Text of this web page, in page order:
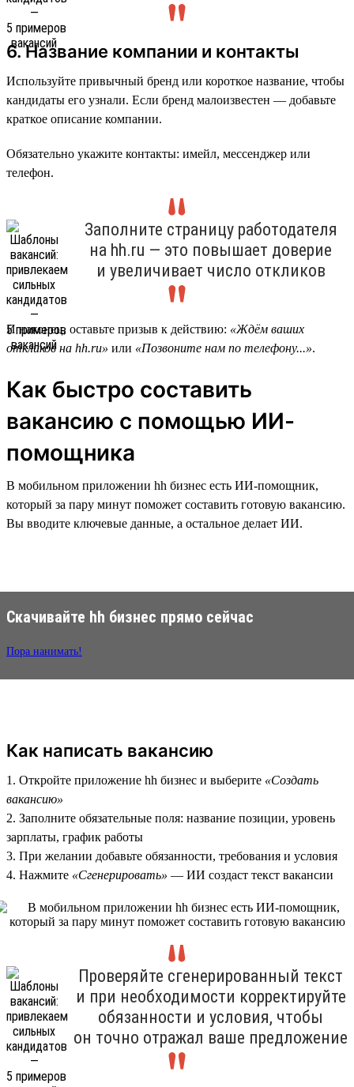
6. Название компании и контакты
Используйте привычный бренд или короткое название, чтобы
кандидаты его узнали. Если бренд малоизвестен — добавьте
краткое описание компании.
Обязательно укажите контакты: имейл, мессенджер или
телефон.
Заполните страницу работодателя
на hh.ru — это повышает доверие
и увеличивает число откликов
И наконец, оставьте призыв к действию: «Ждём ваших
откликов на hh.ru» или «Позвоните нам по телефону...».
Как быстро составить
вакансию с помощью ИИ-
помощника
В мобильном приложении hh бизнес есть ИИ-помощник,
который за пару минут поможет составить готовую вакансию.
Вы вводите ключевые данные, а остальное делает ИИ.
Скачивайте hh бизнес прямо сейчас
Пора нанимать!
Как написать вакансию
1. Откройте приложение hh бизнес и выберите «Создать
вакансию»
2. Заполните обязательные поля: название позиции, уровень
зарплаты, график работы
3. При желании добавьте обязанности, требования и условия
4. Нажмите «Сгенерировать» — ИИ создаст текст вакансии
Проверяйте сгенерированный текст
и при необходимости корректируйте
обязанности и условия, чтобы
он точно отражал ваше предложение